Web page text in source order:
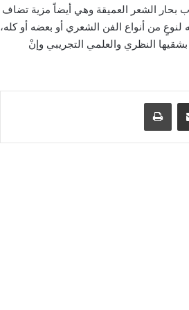
بحار الشعر العميقة وهي أيضاً مزية تضاف
من أنواع الفن الشعري أو بعضه أو كله،
النظري والعلمي التجريبي وإنْ